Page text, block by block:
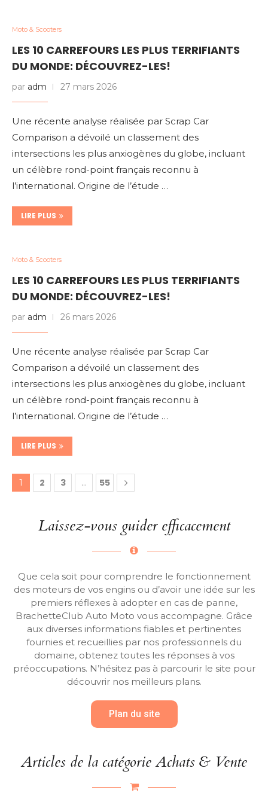
Moto & Scooters
LES 10 CARREFOURS LES PLUS TERRIFIANTS
DU MONDE: DÉCOUVREZ-LES!
par adm 27 mars 2026
Une récente analyse réalisée par Scrap Car
Comparison a dévoilé un classement des
intersections les plus anxiogènes du globe, incluant
un célèbre rond-point français reconnu à
l’international. Origine de l’étude …
LIRE PLUS
Moto & Scooters
LES 10 CARREFOURS LES PLUS TERRIFIANTS
DU MONDE: DÉCOUVREZ-LES!
par adm 26 mars 2026
Une récente analyse réalisée par Scrap Car
Comparison a dévoilé un classement des
intersections les plus anxiogènes du globe, incluant
un célèbre rond-point français reconnu à
l’international. Origine de l’étude …
LIRE PLUS
1 2 3 … 55
Laissez-vous guider efficacement
Que cela soit pour comprendre le fonctionnement
des moteurs de vos engins ou d’avoir une idée sur les
premiers réflexes à adopter en cas de panne,
BrachetteClub Auto Moto vous accompagne. Grâce
aux diverses informations fiables et pertinentes
fournies et recueillies par nos professionnels du
domaine, obtenez toutes les réponses à vos
préoccupations. N’hésitez pas à parcourir le site pour
découvrir nos meilleurs plans.
Plan du site
Articles de la catégorie Achats & Vente